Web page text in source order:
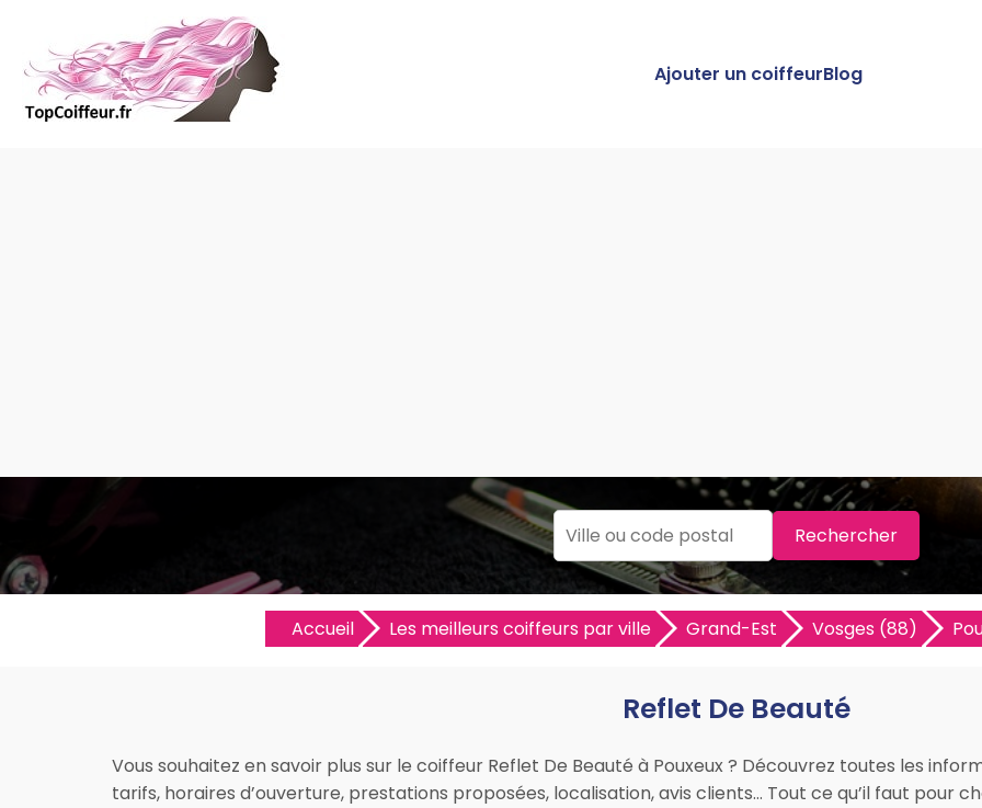
Ajouter un coiffeurBlog
Rechercher
Accueil Les meilleurs coiffeurs par ville Grand-Est Vosges (88)
Reflet De Beauté
Vous souhaitez en savoir plus sur le coiffeur Reflet De Beauté à Pouxeux ? Découvrez toutes les
tarifs, horaires d’ouverture, prestations proposées, localisation, avis clients… Tout ce qu’il faut pour